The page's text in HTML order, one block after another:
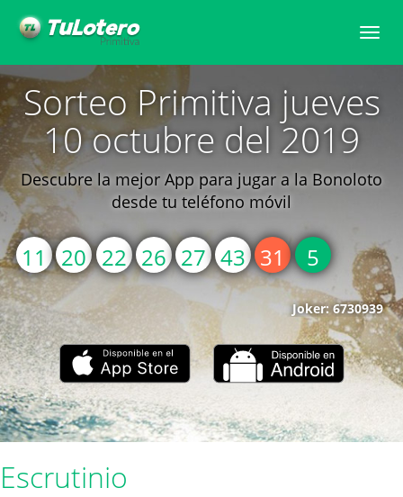
Toggle
Sorteo Primitiva jueves
10 octubre del 2019
Descubre la mejor App para jugar a la Bonoloto
desde tu teléfono móvil
11 20 22 26 27 43 31 5
Joker: 6730939
Escrutinio